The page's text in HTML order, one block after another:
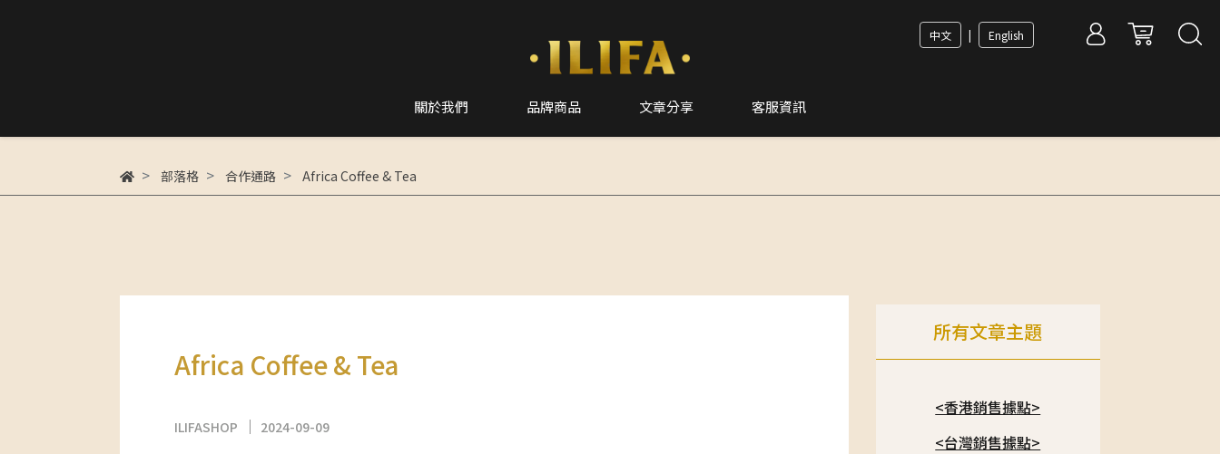
關於我們 品牌商品 文章分享 客服資訊
部落格 合作通路 Africa Coffee & Tea
Africa Coffee & Tea
ILIFASHOP 2024-09-09
所有文章主題
<香港銷售據點>
<台灣銷售據點>
中文 | English